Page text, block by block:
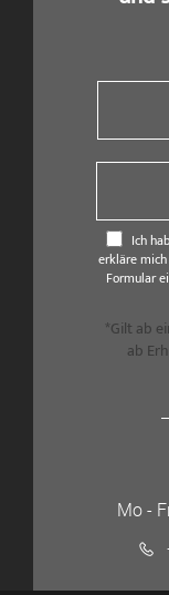
Ich
erkläre
Formular
*Gilt ab
ab
Mo -